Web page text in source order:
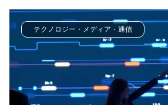
テクノロジー・メディア・通信